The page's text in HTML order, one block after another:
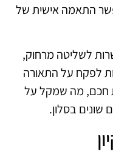
התאמה אישית של
לשליטה מרחוק,
לפקח על התאורה
חכם, מה שמקל על
בסלון.